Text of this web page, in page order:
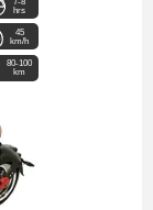
hrs
45
km/h
80-100
km